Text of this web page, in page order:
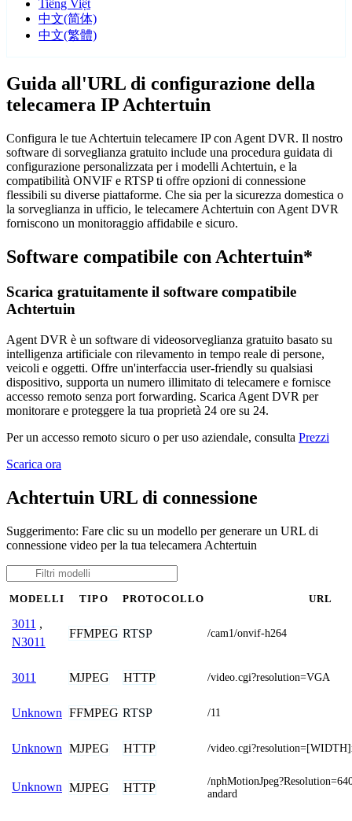
Tiếng Việt
中文(简体)
中文(繁體)
Guida all'URL di configurazione della
telecamera IP Achtertuin
Configura le tue Achtertuin telecamere IP con Agent DVR. Il nostro
software di sorveglianza gratuito include una procedura guidata di
configurazione personalizzata per i modelli Achtertuin, e la
compatibilità ONVIF e RTSP ti offre opzioni di connessione
flessibili su diverse piattaforme. Che sia per la sicurezza domestica o
la sorveglianza in ufficio, le telecamere Achtertuin con Agent DVR
forniscono un monitoraggio affidabile e sicuro.
Software compatibile con Achtertuin*
Scarica gratuitamente il software compatibile
Achtertuin
Agent DVR è un software di videosorveglianza gratuito basato su
intelligenza artificiale con rilevamento in tempo reale di persone,
veicoli e oggetti. Offre un'interfaccia user-friendly su qualsiasi
dispositivo, supporta un numero illimitato di telecamere e fornisce
accesso remoto senza port forwarding. Scarica Agent DVR per
monitorare e proteggere la tua proprietà 24 ore su 24.
Per un accesso remoto sicuro o per uso aziendale, consulta Prezzi
Scarica ora
Achtertuin URL di connessione
Suggerimento: Fare clic su un modello per generare un URL di
connessione video per la tua telecamera Achtertuin
MODELLI TIPO PROTOCOLLO URL
3011 ,
N3011
FFMPEG RTSP /cam1/onvif-h264
3011 MJPEG HTTP /video.cgi?resolution=VGA
Unknown FFMPEG RTSP /11
Unknown MJPEG HTTP /
Unknown MJPEG HTTP
/
andard